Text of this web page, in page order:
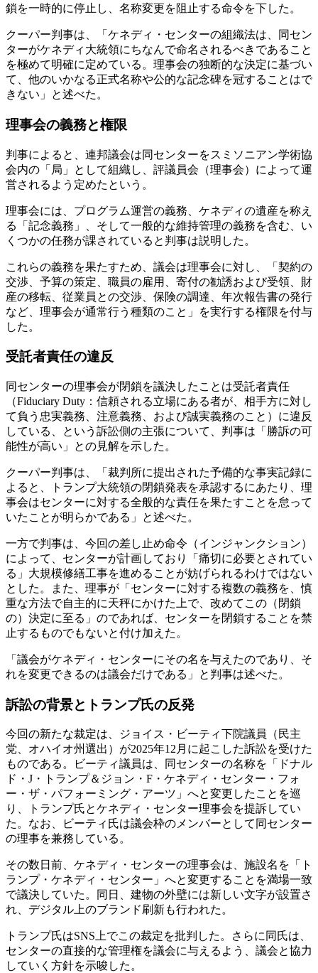
鎖を一時的に停止し、名称変更を阻止する命令を下した。
クーパー判事は、「ケネディ・センターの組織法は、同セン
ターがケネディ大統領にちなんで命名されるべきであること
を極めて明確に定めている。理事会の独断的な決定に基づい
て、他のいかなる正式名称や公的な記念碑を冠することはで
きない」と述べた。
理事会の義務と権限
判事によると、連邦議会は同センターをスミソニアン学術協
会内の「局」として組織し、評議員会（理事会）によって運
営されるよう定めたという。
理事会には、プログラム運営の義務、ケネディの遺産を称え
る「記念義務」、そして一般的な維持管理の義務を含む、い
くつかの任務が課されていると判事は説明した。
これらの義務を果たすため、議会は理事会に対し、「契約の
交渉、予算の策定、職員の雇用、寄付の勧誘および受領、財
産の移転、従業員との交渉、保険の調達、年次報告書の発行
など、理事会が通常行う種類のこと」を実行する権限を付与
した。
受託者責任の違反
同センターの理事会が閉鎖を議決したことは受託者責任
（Fiduciary Duty：信頼される立場にある者が、相手方に対し
て負う忠実義務、注意義務、および誠実義務のこと）に違反
している、という訴訟側の主張について、判事は「勝訴の可
能性が高い」との見解を示した。
クーパー判事は、「裁判所に提出された予備的な事実記録に
よると、トランプ大統領の閉鎖発表を承認するにあたり、理
事会はセンターに対する全般的な責任を果たすことを怠って
いたことが明らかである」と述べた。
一方で判事は、今回の差し止め命令（インジャンクション）
によって、センターが計画しており「痛切に必要とされてい
る」大規模修繕工事を進めることが妨げられるわけではない
とした。また、理事が「センターに対する複数の義務を、慎
重な方法で自主的に天秤にかけた上で、改めてこの（閉鎖
の）決定に至る」のであれば、センターを閉鎖することを禁
止するものでもないと付け加えた。
「議会がケネディ・センターにその名を与えたのであり、そ
れを変更できるのは議会だけである」と判事は述べた。
訴訟の背景とトランプ氏の反発
今回の新たな裁定は、ジョイス・ビーティ下院議員（民主
党、オハイオ州選出）が2025年12月に起こした訴訟を受けた
ものである。ビーティ議員は、同センターの名称を「ドナル
ド・J・トランプ＆ジョン・F・ケネディ・センター・フォ
ー・ザ・パフォーミング・アーツ」へと変更したことを巡
り、トランプ氏とケネディ・センター理事会を提訴してい
た。なお、ビーティ氏は議会枠のメンバーとして同センター
の理事を兼務している。
その数日前、ケネディ・センターの理事会は、施設名を「ト
ランプ・ケネディ・センター」へと変更することを満場一致
で議決していた。同日、建物の外壁には新しい文字が設置さ
れ、デジタル上のブランド刷新も行われた。
トランプ氏はSNS上でこの裁定を批判した。さらに同氏は、
センターの直接的な管理権を議会に与えるよう、議会と協力
していく方針を示唆した。